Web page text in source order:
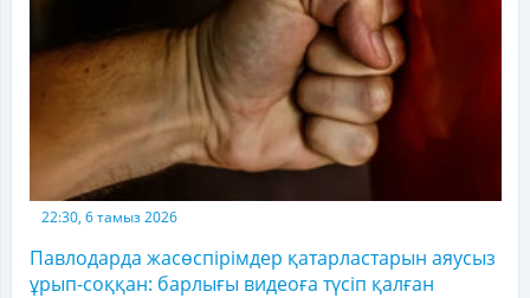
22:30, 6 тамыз 2026
Павлодарда жасөспірімдер қатарластарын аяусыз
ұрып-соққан: барлығы видеоға түсіп қалған